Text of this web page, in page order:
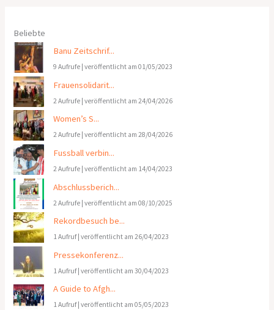
Beliebte
Banu Zeitschrif...
9 Aufrufe |veröffentlicht am 01/05/2023
Frauensolidarit...
2 Aufrufe |veröffentlicht am 24/04/2026
Women’s S...
2 Aufrufe |veröffentlicht am 28/04/2026
Fussball verbin...
2 Aufrufe |veröffentlicht am 14/04/2023
Abschlussberich...
2 Aufrufe |veröffentlicht am 08/10/2025
Rekordbesuch be...
1 Aufruf|veröffentlicht am 26/04/2023
Pressekonferenz...
1 Aufruf|veröffentlicht am 30/04/2023
A Guide to Afgh...
1 Aufruf|veröffentlicht am 05/05/2023